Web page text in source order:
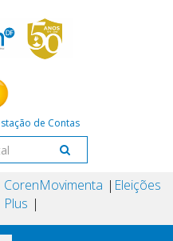
de Contas
Coren
Plus
Movimenta Eleições